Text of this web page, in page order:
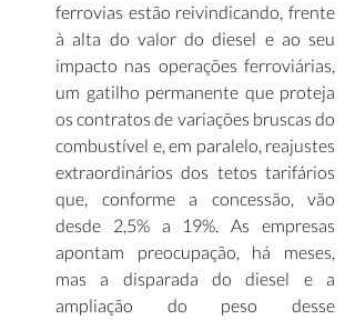
ferrovias estão reivindicando, frente
à alta do valor do diesel e ao seu
impacto nas operações ferroviárias,
um gatilho permanente que proteja
os contratos de variações bruscas do
combustível e, em paralelo, reajustes
extraordinários dos tetos tarifários
que, conforme a concessão, vão
desde 2,5% a 19%. As empresas
apontam preocupação, há meses,
mas a disparada do diesel e a
ampliação do peso desse